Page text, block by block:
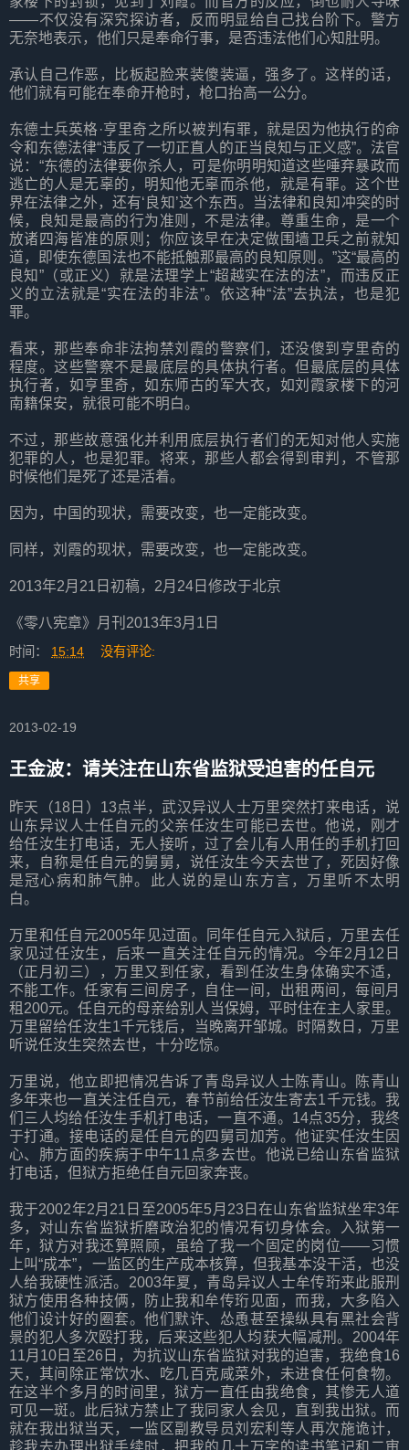
——不仅没有深究探访者，反而明显给自己找台阶下。警方
无奈地表示，他们只是奉命行事，是否违法他们心知肚明。
承认自己作恶，比板起脸来装傻装逼，强多了。这样的话，
他们就有可能在奉命开枪时，枪口抬高一公分。
东德士兵英格·亨里奇之所以被判有罪，就是因为他执行的命
令和东德法律“违反了一切正直人的正当良知与正义感”。法官
说：“东德的法律要你杀人，可是你明明知道这些唾弃暴政而
逃亡的人是无辜的，明知他无辜而杀他，就是有罪。这个世
界在法律之外，还有‘良知’这个东西。当法律和良知冲突的时
候，良知是最高的行为准则，不是法律。尊重生命，是一个
放诸四海皆准的原则；你应该早在决定做围墙卫兵之前就知
道，即使东德国法也不能抵触那最高的良知原则。”这“最高的
良知”（或正义）就是法理学上“超越实在法的法”，而违反正
义的立法就是“实在法的非法”。依这种“法”去执法，也是犯
罪。
看来，那些奉命非法拘禁刘霞的警察们，还没傻到亨里奇的
程度。这些警察不是最底层的具体执行者。但最底层的具体
执行者，如亨里奇，如东师古的军大衣，如刘霞家楼下的河
南籍保安，就很可能不明白。
不过，那些故意强化并利用底层执行者们的无知对他人实施
犯罪的人，也是犯罪。将来，那些人都会得到审判，不管那
时候他们是死了还是活着。
因为，中国的现状，需要改变，也一定能改变。
同样，刘霞的现状，需要改变，也一定能改变。
2013年2月21日初稿，2月24日修改于北京
《零八宪章》月刊2013年3月1日
时间： 15:14 没有评论:
共享
2013-02-19
王金波：请关注在山东省监狱受迫害的任自元
昨天（18日）13点半，武汉异议人士万里突然打来电话，说
山东异议人士任自元的父亲任汝生可能已去世。他说，刚才
给任汝生打电话，无人接听，过了会儿有人用任的手机打回
来，自称是任自元的舅舅，说任汝生今天去世了，死因好像
是冠心病和肺气肿。此人说的是山东方言，万里听不太明
白。
万里和任自元2005年见过面。同年任自元入狱后，万里去任
家见过任汝生，后来一直关注任自元的情况。今年2月12日
（正月初三），万里又到任家，看到任汝生身体确实不适，
不能工作。任家有三间房子，自住一间，出租两间，每间月
租200元。任自元的母亲给别人当保姆，平时住在主人家里。
万里留给任汝生1千元钱后，当晚离开邹城。时隔数日，万里
听说任汝生突然去世，十分吃惊。
万里说，他立即把情况告诉了青岛异议人士陈青山。陈青山
多年来也一直关注任自元，春节前给任汝生寄去1千元钱。我
们三人均给任汝生手机打电话，一直不通。14点35分，我终
于打通。接电话的是任自元的四舅司加芳。他证实任汝生因
心、肺方面的疾病于中午11点多去世。他说已给山东省监狱
打电话，但狱方拒绝任自元回家奔丧。
我于2002年2月21日至2005年5月23日在山东省监狱坐牢3年
多，对山东省监狱折磨政治犯的情况有切身体会。入狱第一
年，狱方对我还算照顾，虽给了我一个固定的岗位——习惯
上叫“成本”，一监区的生产成本核算，但我基本没干活，也没
人给我硬性派活。2003年夏，青岛异议人士牟传珩来此服刑
狱方使用各种技俩，防止我和牟传珩见面，而我，大多陷入
他们设计好的圈套。他们默许、怂恿甚至操纵具有黑社会背
景的犯人多次殴打我，后来这些犯人均获大幅减刑。2004年
11月10日至26日，为抗议山东省监狱对我的迫害，我绝食16
天，其间除正常饮水、吃几百克咸菜外，未进食任何食物。
在这半个多月的时间里，狱方一直任由我绝食，其惨无人道
可见一斑。此后狱方禁止了我同家人会见，直到我出狱。而
就在我出狱当天，一监区副教导员刘宏利等人再次施诡计，
趁我去办理出狱手续时，把我的几十万字的读书笔记和二审